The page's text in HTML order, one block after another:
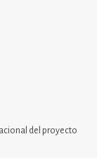
del proyecto